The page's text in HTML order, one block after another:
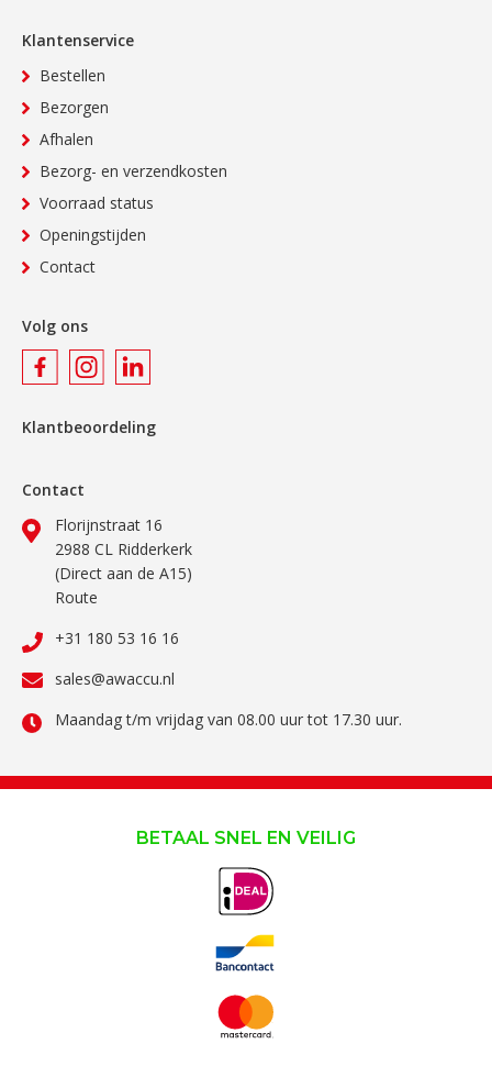
Klantenservice
Bestellen
Bezorgen
Afhalen
Bezorg- en verzendkosten
Voorraad status
Openingstijden
Contact
Volg ons
Klantbeoordeling
Contact
Florijnstraat 16
2988 CL Ridderkerk
(Direct aan de A15)
Route
+31 180 53 16 16
sales@awaccu.nl
Maandag t/m vrijdag van 08.00 uur tot 17.30 uur.
BETAAL SNEL EN VEILIG